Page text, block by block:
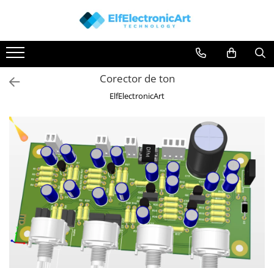
Toate Produsele
Audio
Auto
Instrumente de masura si control
Multimetre Digitale
Scule Atelier
Surse de alimentare
Termometre
Testere
Osciloscoape
Accesorii
Osciloscoape AXIOMET
Corector de ton
ElfElectronicArt